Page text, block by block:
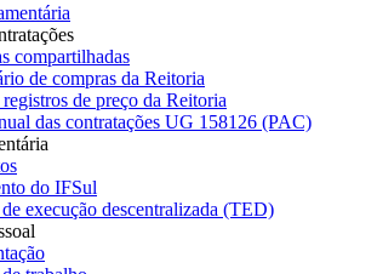
compartilhadas
de compras da Reitoria
de preço da Reitoria
das contratações UG 158126 (PAC)
do IFSul
execução descentralizada (TED)